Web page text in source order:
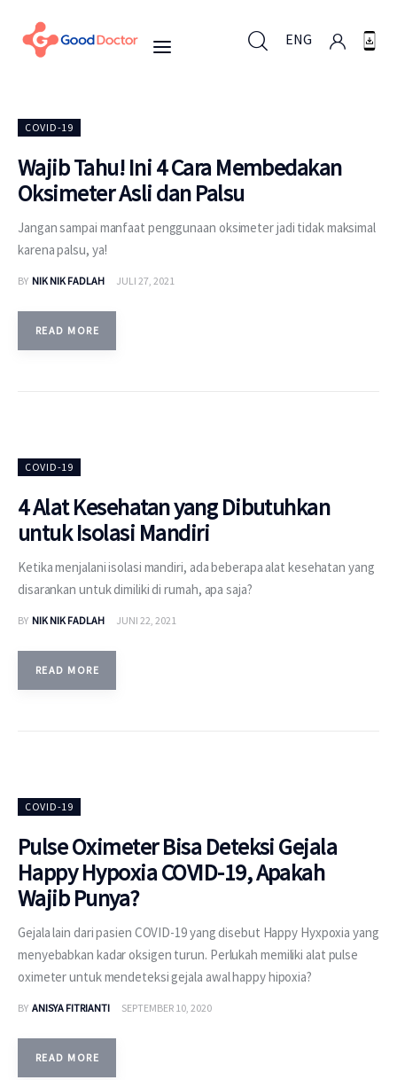
ENG
Untuk Bisnis
Untuk Anda
Mengapa Good Doctor
Berita
COVID-19
Wajib Tahu! Ini 4 Cara Membedakan
Oksimeter Asli dan Palsu
Jangan sampai manfaat penggunaan oksimeter jadi tidak maksimal
karena palsu, ya!
BY NIK NIK FADLAH JULI 27, 2021
READ MORE
COVID-19
4 Alat Kesehatan yang Dibutuhkan
untuk Isolasi Mandiri
Ketika menjalani isolasi mandiri, ada beberapa alat kesehatan yang
disarankan untuk dimiliki di rumah, apa saja?
BY NIK NIK FADLAH JUNI 22, 2021
READ MORE
COVID-19
Pulse Oximeter Bisa Deteksi Gejala
Happy Hypoxia COVID-19, Apakah
Wajib Punya?
Gejala lain dari pasien COVID-19 yang disebut Happy Hyxpoxia yang
menyebabkan kadar oksigen turun. Perlukah memiliki alat pulse
oximeter untuk mendeteksi gejala awal happy hipoxia?
BY ANISYA FITRIANTI SEPTEMBER 10, 2020
READ MORE